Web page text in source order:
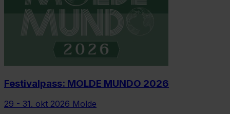
Festivalpass: MOLDE MUNDO 2026
29 - 31. okt 2026 Molde